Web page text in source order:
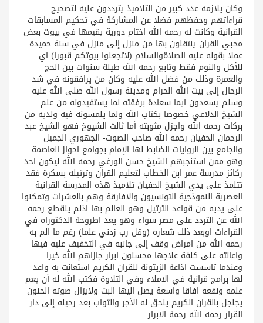
وكان يلازمه عدد كبير من التلاميذ يترددون عليه لتصحيح
قراءاتهم وحفظهم فضلا عن المشاركة في تحكيم المسابقات
القرانية وكانت له رحمه الله اختام دورية يقيمها في بيوت بعض
محبي القران ينتقلون بها من منزل إلى منزل في سنة حميدة
عملا بقوله عليه الصلاةوالسلام (لاتجعلوا بيوتكم قبورا) اي
للأكل والنوم فقط وتابع رحمه الله طيلة سنوات بين الحج
والعمرة وذلك من فضل الله عليه وكان من يرافقونه في شد
الرحال إلى بيت الله الحرام ومدينة رسول الله صلى الله عليه
وسلم يسعدون ايما سعادة برفقته لما يستفيدونه من علم
الشيخ الدلاعي خصوصا بكتاب الله ولما يلمسونه فيه ولديه من
بركات رحمه الله واجزل مثوبته أما ثالث الشيوخ فهو الشيخ عبد
الرحمان الحفيان رحمه الله صاحب الصوت- الجهوري الجميل
والجامع بين الروايات الضابط لها الإمام بجوامع احواز العاصمة
وهو ممن استنجبهم الشيخ حسن الورغي رحمه الله ليكون احد
ركائز مدرسة عمر ابن الخطاب لتعليم القران وترتيله بسكرة فقد
تتلمذ على يدي الشيخ الحفيان تلاميذ هذه المدرسة القرانية
العصرية النموذجية التونسيون والافارقة وهم بالعشرات وتمكنوا
على يديه من قواعد الترتيل وهو العالم بها اذلم ينقطع رحمه
الله عن التردد على مصر سواء وهو يعد اطروحة الدكتوراه في
القراءات اوبعد ذلك شعاره (وقل رب زدني علما) رغم ما الم به
رحمه الله من امراض وقف إلى جانبه في التخفيف عليه فيها
واعانته على كلفة علاجها محسنون ابرار جازاهم الله خيرا
وعندما تاسست اذاعة الزيتونة للقران الكريم استعانت به واعد
لها برامج قرانية في الاملاء وفي التلاوة فكتب الله له أن يعم
علمه ونفعه افاقا واسعة يصل اليها البث ولايزال صوته الحنون
يجلجل بالقران الكريم يلحق له الأجر والثواب بعد رحيله إلى دار
القرار رحمه الله رحمة الابرار.